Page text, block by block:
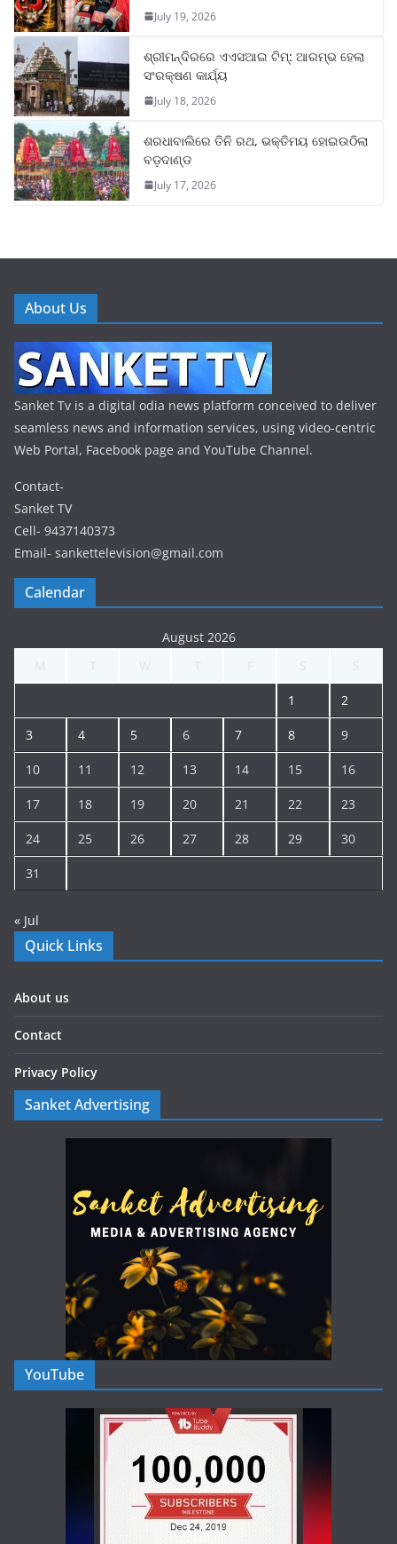
July 19, 2026
ଶ୍ରୀମନ୍ଦିରରେ ଏଏସଆଇ ଟିମ୍: ଆରମ୍ଭ ହେଲା
ସଂରକ୍ଷଣ କାର୍ଯ୍ୟ
July 18, 2026
ଶରଧାବାଲିରେ ତିନି ରଥ, ଭକ୍ତିମୟ ହୋଇଉଠିଲା
ବଡ଼ଦାଣ୍ଡ
July 17, 2026
About Us
Sanket Tv is a digital odia news platform conceived to deliver
seamless news and information services, using video-centric
Web Portal, Facebook page and YouTube Channel.
Contact-
Sanket TV
Cell- 9437140373
Email- sankettelevision@gmail.com
Calendar
August 2026
1 2
3 4 5 6 7 8 9
10 11 12 13 14 15 16
17 18 19 20 21 22 23
24 25 26 27 28 29 30
31
« Jul
Quick Links
About us
Contact
Privacy Policy
Sanket Advertising
YouTube